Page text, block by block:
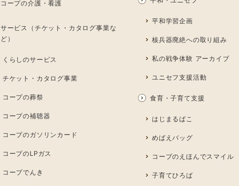
コープの介護・看護
サービス（チケット・カタログ事業な
ど）
くらしのサービス
チケット・カタログ事業
コープの葬祭
コープの補聴器
コープのガソリンカード
コープのLPガス
コープでんき
平和学習企画
核兵器廃絶への取り組み
私の戦争体験 アーカイブ
ユニセフ支援活動
食育・子育て支援
はじまるばこ
めばえバッグ
コープのえほんでスマイル
子育てひろば